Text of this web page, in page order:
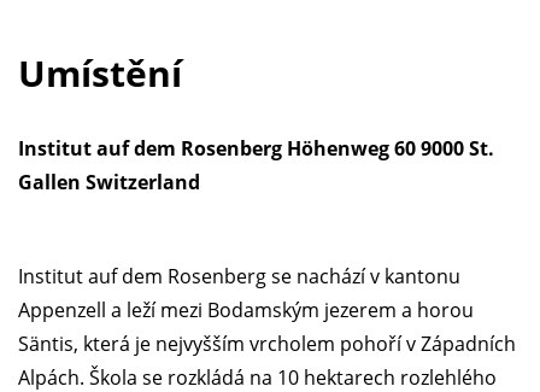
Umístění
Institut auf dem Rosenberg Höhenweg 60 9000 St.
Gallen Switzerland
Institut auf dem Rosenberg se nachází v kantonu
Appenzell a leží mezi Bodamským jezerem a horou
Säntis, která je nejvyšším vrcholem pohoří v Západních
Alpách. Škola se rozkládá na 10 hektarech rozlehlého